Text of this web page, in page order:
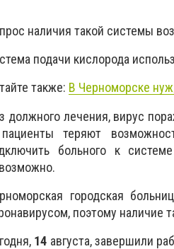
наличия такой системы
подачи кислорода
также: В Черноморске
должного лечения, вирус
теряют
больного к
городская
поэтому наличие
14 августа, завершили